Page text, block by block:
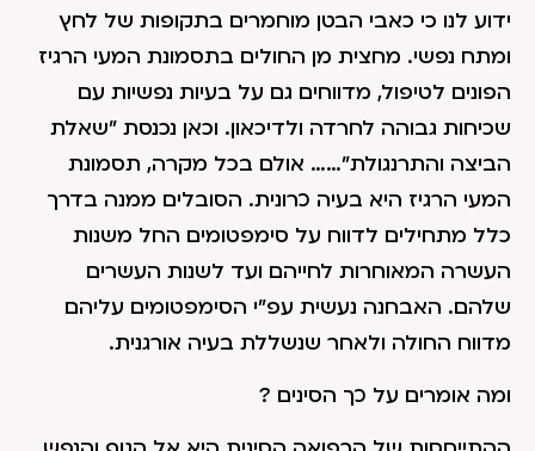
ידוע לנו כי כאבי הבטן מוחמרים בתקופות של לחץ
ומתח נפשי. מחצית מן החולים בתסמונת המעי הרגיז
הפונים לטיפול, מדווחים גם על בעיות נפשיות עם
שכיחות גבוהה לחרדה ולדיכאון. וכאן נכנסת "שאלת
הביצה והתרנגולת"…… אולם בכל מקרה, תסמונת
המעי הרגיז היא בעיה כרונית. הסובלים ממנה בדרך
כלל מתחילים לדווח על סימפטומים החל משנות
העשרה המאוחרות לחייהם ועד לשנות העשרים
שלהם. האבחנה נעשית עפ"י הסימפטומים עליהם
מדווח החולה ולאחר שנשללת בעיה אורגנית.
ומה אומרים על כך הסינים ?